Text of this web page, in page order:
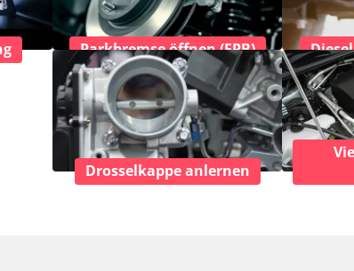
Parkbremse öffnen (EPB)
Drosselkappe anlernen